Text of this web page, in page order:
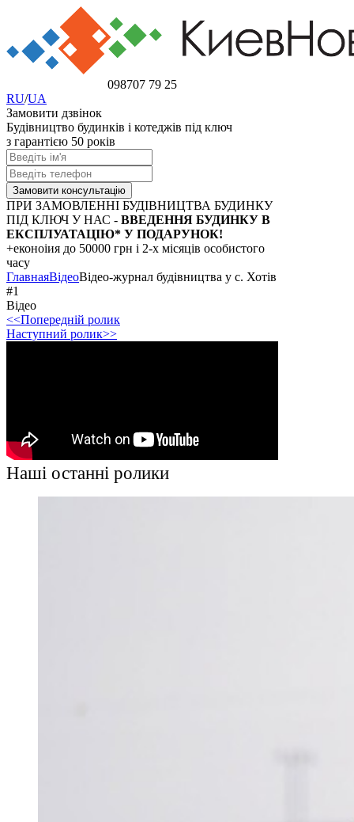
098707 79 25
RU/UA
Замовити дзвінок
Будівництво будинків і котеджів під ключ
з гарантією 50 років
ПРИ ЗАМОВЛЕННІ БУДІВНИЦТВА БУДИНКУ
ПІД КЛЮЧ У НАС - ВВЕДЕННЯ БУДИНКУ В
ЕКСПЛУАТАЦІЮ* У ПОДАРУНОК!
+еконоіия до 50000 грн і 2-х місяців особистого
часу
ГлавнаяВідеоВідео-журнал будівництва у с. Хотів
#1
Відео
<<Попередній ролик
Наступний ролик>>
Наші останні ролики